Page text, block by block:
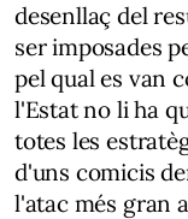
desenllaç del
ser imposades
pel qual es van
l'Estat no li ha
totes les
d'uns comicis
l'atac més gran